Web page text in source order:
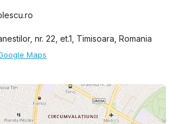
nr. 22, et.1, Timisoara, Romania
Maps